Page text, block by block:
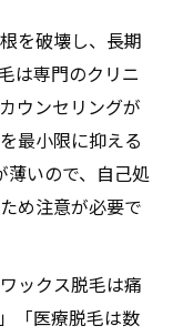
を破壊し、長期
は専門のクリニ
ウンセリングが
最小限に抑える
薄いので、自己処
め注意が必要で
ックス脱毛は痛
「医療脱毛は数